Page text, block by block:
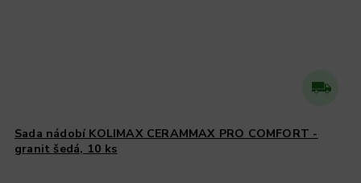
Sada nádobí KOLIMAX CERAMMAX PRO COMFORT -
granit šedá, 10 ks